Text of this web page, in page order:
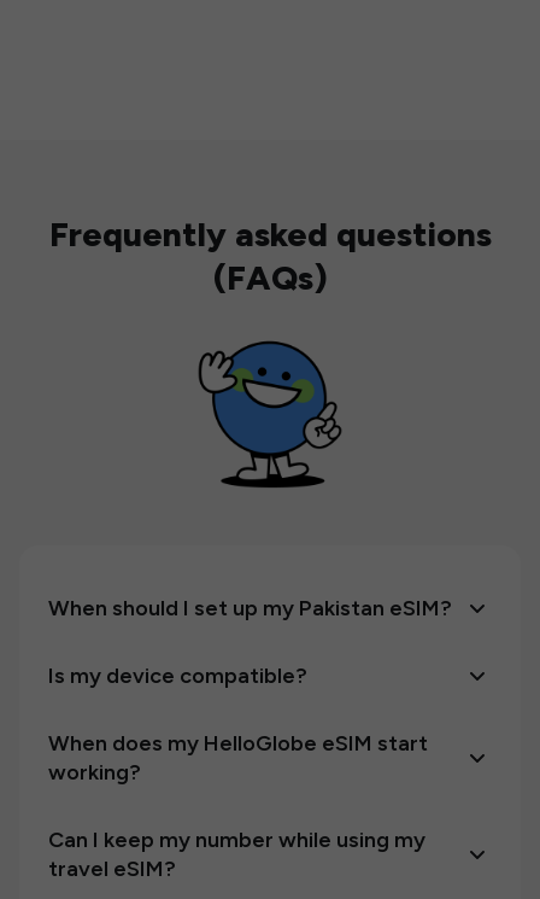
Frequently asked questions
(FAQs)
When should I set up my Pakistan eSIM?
Is my device compatible?
When does my HelloGlobe eSIM start
working?
Can I keep my number while using my
travel eSIM?